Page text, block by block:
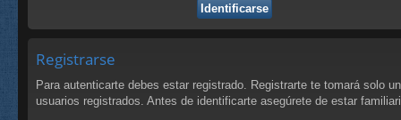
Registrarse
Para autenticarte debes estar registrado. Registrarte te tomará solo
usuarios registrados. Antes de identificarte asegúrete de estar